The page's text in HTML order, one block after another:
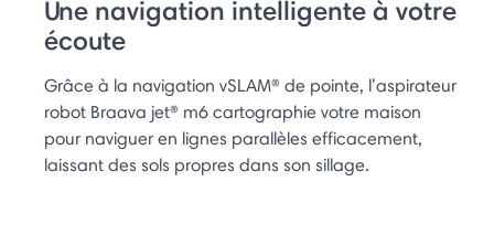
Une navigation intelligente à votre
écoute
Grâce à la navigation vSLAM® de pointe, l’aspirateur
robot Braava jet® m6 cartographie votre maison
pour naviguer en lignes parallèles efficacement,
laissant des sols propres dans son sillage.